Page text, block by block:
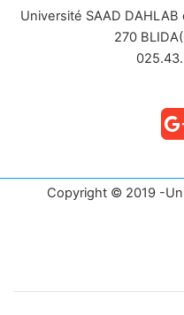
Université SAAD
270
Copyright © 2019 -